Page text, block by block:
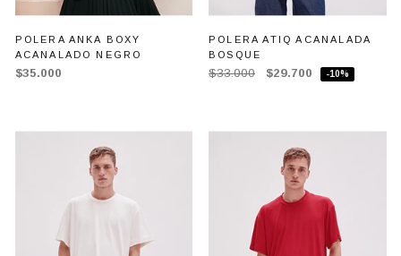
POLERA ANKA BOXY
ACANALADO NEGRO
$35.000
POLERA ATIQ ACANALADA
BOSQUE
$33.000 $29.700 -10%